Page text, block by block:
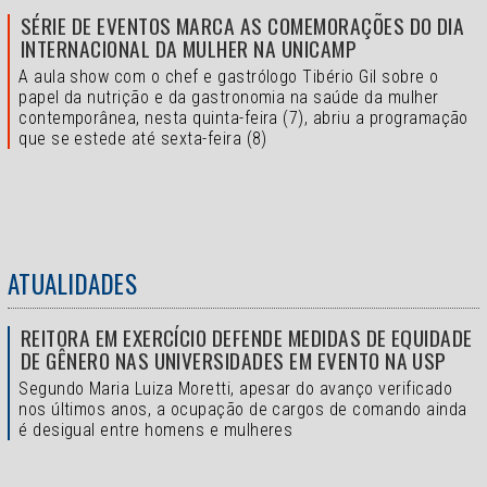
SÉRIE DE EVENTOS MARCA AS COMEMORAÇÕES DO DIA
INTERNACIONAL DA MULHER NA UNICAMP
A aula show com o chef e gastrólogo Tibério Gil sobre o
papel da nutrição e da gastronomia na saúde da mulher
contemporânea, nesta quinta-feira (7), abriu a programação
que se estede até sexta-feira (8)
ATUALIDADES
REITORA EM EXERCÍCIO DEFENDE MEDIDAS DE EQUIDADE
DE GÊNERO NAS UNIVERSIDADES EM EVENTO NA USP
Segundo Maria Luiza Moretti, apesar do avanço verificado
nos últimos anos, a ocupação de cargos de comando ainda
é desigual entre homens e mulheres